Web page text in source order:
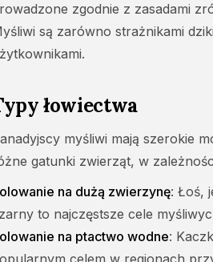
zgodnie z zasadami
są zarówno strażnikami
łowiectwa
myśliwi mają szerokie
gatunki zwierząt, w
na dużą zwierzynę: Łoś,
to najczęstsze cele
na ptactwo wodne: